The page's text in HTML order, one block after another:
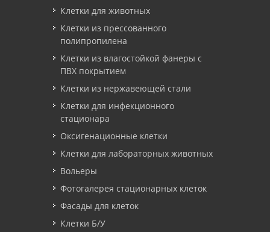
Клетки для животных
Клетки из прессованного
полипропилена
Клетки из влагостойкой фанеры с
ПВХ покрытием
Клетки из нержавеющей стали
Клетки для инфекционного
стационара
Оксигенационные клетки
Клетки для лабораторных животных
Вольеры
Фотогалерея стационарных клеток
Фасады для клеток
Клетки Б/У